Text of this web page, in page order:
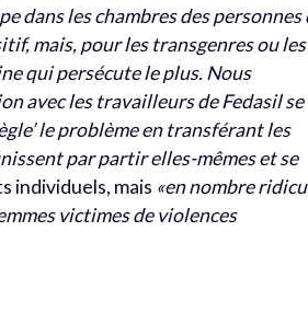
dans les chambres des personnes
mais, pour les transgenres ou les
qui persécute le plus. Nous
avec les travailleurs de Fedasil se
le problème en transférant les
par partir elles-mêmes et se
individuels, mais «en nombre
victimes de violences